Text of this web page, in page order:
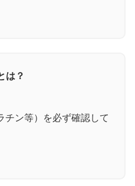
は？
チン等）を必ず確認して